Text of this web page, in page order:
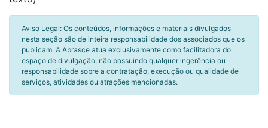
Aviso Legal: Os conteúdos, informações e materiais divulgados
nesta seção são de inteira responsabilidade dos associados que os
publicam. A Abrasce atua exclusivamente como facilitadora do
espaço de divulgação, não possuindo qualquer ingerência ou
responsabilidade sobre a contratação, execução ou qualidade de
serviços, atividades ou atrações mencionadas.